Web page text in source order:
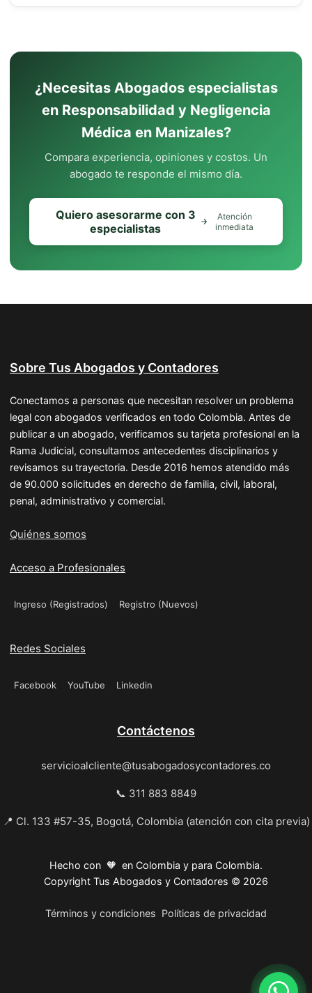
¿Necesitas Abogados especialistas
en Responsabilidad y Negligencia
Médica en Manizales?
Compara experiencia, opiniones y costos. Un
abogado te responde el mismo día.
Quiero asesorarme con 3
especialistas
Atención
inmediata
Sobre Tus Abogados y Contadores
Conectamos a personas que necesitan resolver un problema
legal con abogados verificados en todo Colombia. Antes de
publicar a un abogado, verificamos su tarjeta profesional en la
Rama Judicial, consultamos antecedentes disciplinarios y
revisamos su trayectoria. Desde 2016 hemos atendido más
de 90.000 solicitudes en derecho de familia, civil, laboral,
penal, administrativo y comercial.
Quiénes somos
Acceso a Profesionales
Ingreso (Registrados) Registro (Nuevos)
Redes Sociales
Facebook YouTube Linkedin
Contáctenos
servicioalcliente@tusabogadosycontadores.co
📞 311 883 8849
📍 Cl. 133 #57-35, Bogotá, Colombia (atención con cita previa)
Hecho con 🧡 en Colombia y para Colombia.
Copyright Tus Abogados y Contadores © 2026
Términos y condiciones Políticas de privacidad